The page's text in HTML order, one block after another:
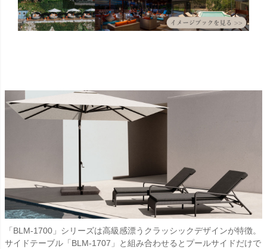
「BLM-1700」シリーズは高級感漂うクラッシックデザインが特徴。
サイドテーブル「BLM-1707」と組み合わせるとプールサイドだけで